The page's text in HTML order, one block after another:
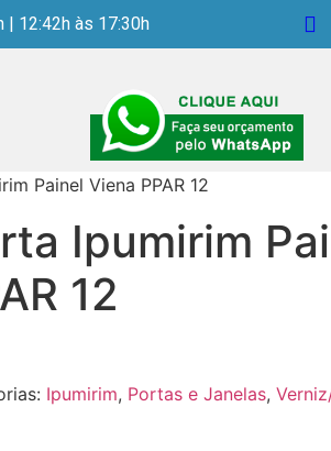
| 12:42h às 17:30h
Painel Viena PPAR 12
Ipumirim
12
Ipumirim, Portas e Janelas,